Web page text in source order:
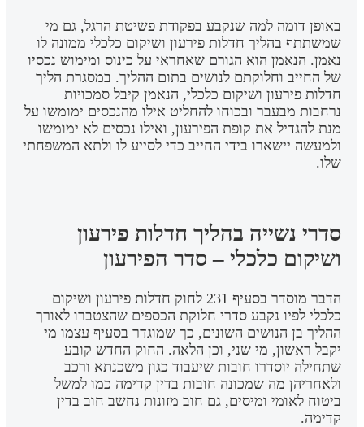
באופן דומה למה שנקבע בפקודת פשיטת הרגל, גם מי
שמשתתף בהליך חדלות פירעון ושיקום כלכלי ממונה לו
נאמן. הנאמן הוא הגורם שאחראי על כינוס ומימוש נכסיו
של החייב וחלוקתם לנושים בתום ההליך. במסגרת הליך
חדלות פירעון ושיקום כלכלי, הנאמן קיבל סמכויות
נרחבות מבעבר ובכוחו להחליט אילו מהנכסים ימומשו על
מנת להגדיל את קופת הפירעון, ואילו נכסים לא ימומשו
ולמעשה יישארו בידי החייב כדי לסייע לו ולתא המשפחתי
שלו.
סדרי נשייה בהליך חדלות פירעון
ושיקום כלכלי – סדר הפירעון
הדבר מוסדר בסעיף 231 לחוק חדלות פירעון ושיקום
כלכלי לפיו נקבע סדרי חלוקת הכספים שהצטברו לאורך
ההליך בן הנושים השונים, כך שמוגדר בסעיף עצמו מי
יקבל ראשון, מי שני, וכן הלאה. החוק החדש קובע
שתחילה יוסדרו חובות שיעבוד כגון משכנתא ורכב
ולאחריהן מה שמכונה חובות בדין קדימה כמו למשל
ביטוח לאומי ומיסים, גם חוב מזונות נחשב חוב בדין
קדימה.